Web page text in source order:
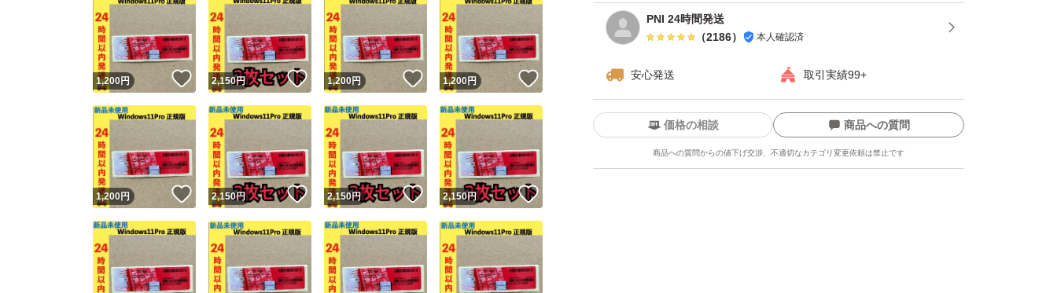
PNI 24時間発送
（2186） 本人確認済
安心発送 取引実績99+
価格の相談 商品への質問
商品への質問からの値下げ交渉、不適切なカテゴリ変更依頼は禁止です
1,200円 いいね！
2,150円 いいね！
1,200円 いいね！
1,200円
1,200円 いいね！
2,150円 いいね！
2,150円 いいね！
2,150円